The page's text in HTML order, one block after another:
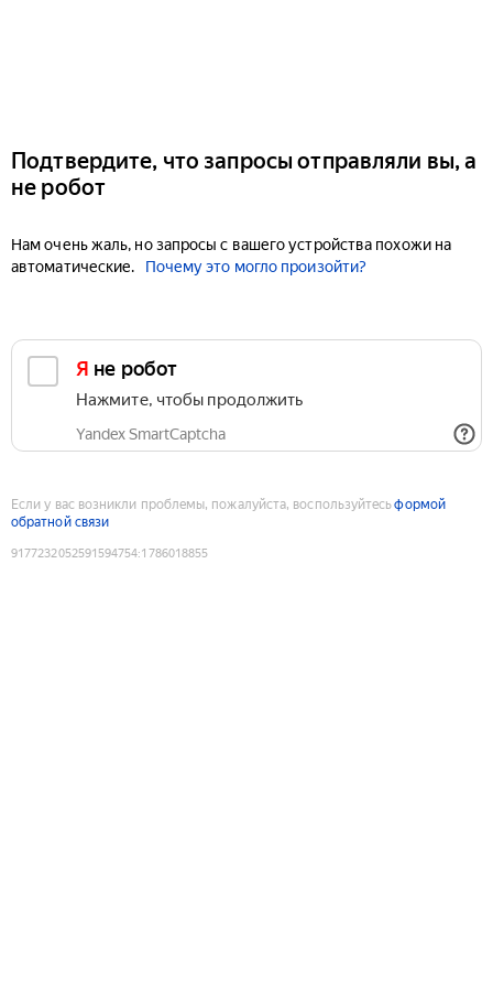
Подтвердите, что запросы отправляли вы, а
не робот
Нам очень жаль, но запросы с вашего устройства похожи на
автоматические.
Почему это могло произойти?
Я не робот
Нажмите, чтобы продолжить
Yandex SmartCaptcha
Если у вас возникли проблемы, пожалуйста, воспользуйтесьформой
обратной связи
9177232052591594754:1786018855